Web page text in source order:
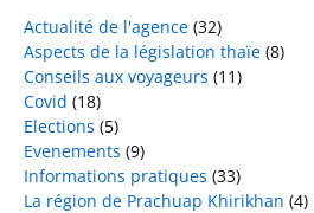
Actualité de l'agence (32)
Aspects de la législation thaïe (8)
Conseils aux voyageurs (11)
Covid (18)
Elections (5)
Evenements (9)
Informations pratiques (33)
La région de Prachuap Khirikhan (4)